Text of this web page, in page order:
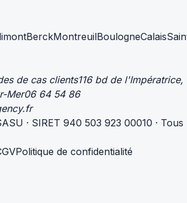
BerckMontreuilBoulogneCalais
de cas clients116 bd de l'Impératrice,
Mer06 64 54 86
· SIRET 940 503 923 00010 · Tous
Politique de confidentialité